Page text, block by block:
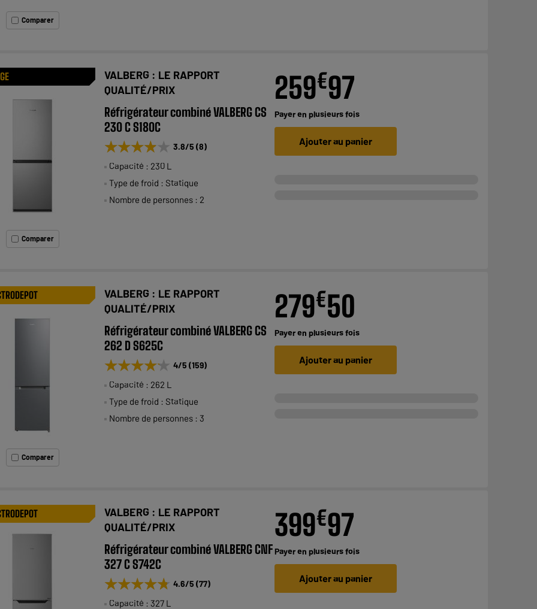
Comparer
Comparer
VALBERG : LE RAPPORT
QUALITÉ/PRIX
Réfrigérateur combiné VALBERG CS
230 C S180C
★★★★★
★★★★★ 3.8/5 (8)
Capacité : 230 L
Type de froid : Statique
Nombre de personnes : 2
259€97
Payer en plusieurs fois
Ajouter au panier
Comparer
VALBERG : LE RAPPORT
QUALITÉ/PRIX
Réfrigérateur combiné VALBERG CS
262 D S625C
★★★★★
★★★★★ 4/5 (159)
Capacité : 262 L
Type de froid : Statique
Nombre de personnes : 3
279€50
Payer en plusieurs fois
Ajouter au panier
VALBERG : LE RAPPORT
QUALITÉ/PRIX
Réfrigérateur combiné VALBERG CNF
327 C S742C
★★★★★
★★★★★ 4.6/5 (77)
Capacité : 327 L
399€97
Payer en plusieurs fois
Ajouter au panier